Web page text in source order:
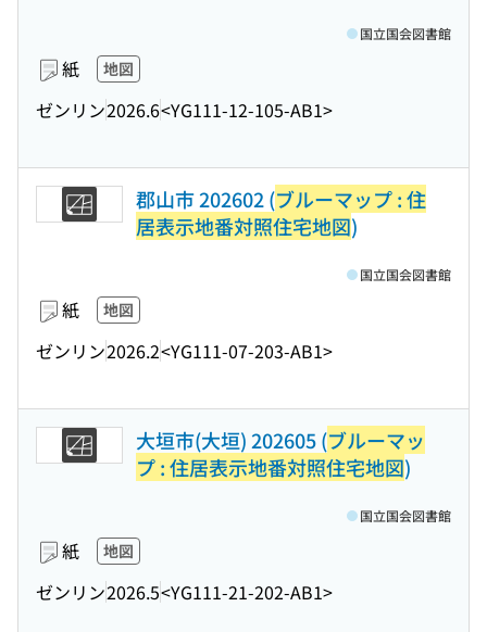
紙 地図
ゼンリン2026.6<YG111-12-105-AB1>
国立国会図書館
郡山市 202602 (ブルーマップ : 住
居表示地番対照住宅地図)
紙 地図
ゼンリン2026.2<YG111-07-203-AB1>
国立国会図書館
大垣市(大垣) 202605 (ブルーマッ
プ : 住居表示地番対照住宅地図)
紙 地図
ゼンリン2026.5<YG111-21-202-AB1>
国立国会図書館